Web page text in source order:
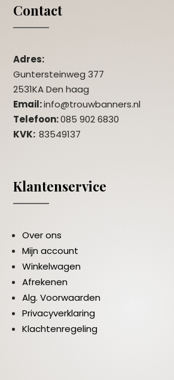
Contact
Adres:
Guntersteinweg 377
2531KA Den haag
Email:info@trouwbanners.nl
Telefoon:085 902 6830
KVK:83549137
Klantenservice
Over ons
Mijn account
Winkelwagen
Afrekenen
Alg. Voorwaarden
Privacyverklaring
Klachtenregeling